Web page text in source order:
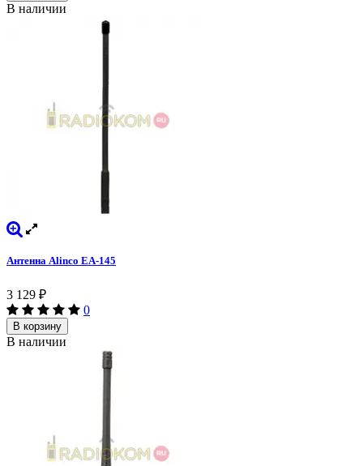
В наличии
Антенна Alinco EA-145
3 129 ₽
0
В корзину
В наличии